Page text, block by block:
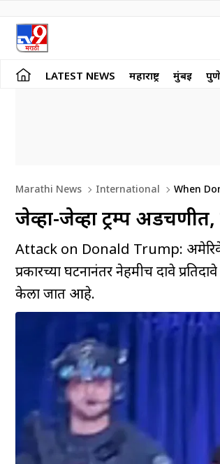
LATEST NEWS महाराष्ट्र मुंबई पुणे
Marathi News International When
जेव्हा-जेव्हा ट्रम्प अडचणीत,
Attack on Donald Trump: अमेरिकेचे
प्रकारच्या घटनानंतर नेहमीच दावे
केला जात आहे.